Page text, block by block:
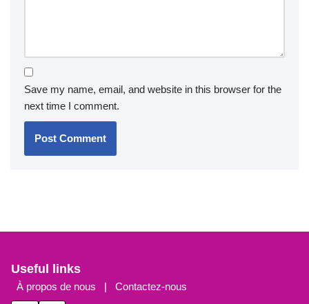
Save my name, email, and website in this browser for the
next time I comment.
Useful links
À propos de nous | Contactez-nous